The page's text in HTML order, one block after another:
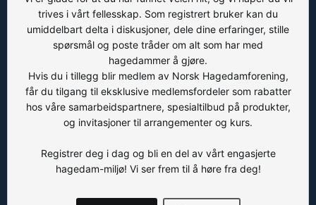
trives i vårt fellesskap. Som registrert bruker kan du
umiddelbart delta i diskusjoner, dele dine erfaringer, stille
spørsmål og poste tråder om alt som har med
hagedammer å gjøre.
Hvis du i tillegg blir medlem av Norsk Hagedamforening,
får du tilgang til eksklusive medlemsfordeler som rabatter
hos våre samarbeidspartnere, spesialtilbud på produkter,
og invitasjoner til arrangementer og kurs.
Registrer deg i dag og bli en del av vårt engasjerte
hagedam-miljø! Vi ser frem til å høre fra deg!